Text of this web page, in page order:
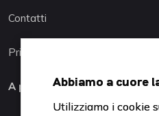
Contatti
Privacy Policy
A protezione del cliente
Abbiamo a cuore
Utilizziamo i cookie